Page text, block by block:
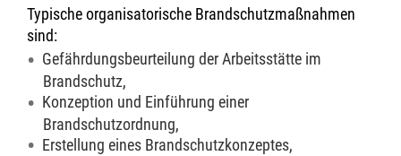
Typische organisatorische Brandschutzmaßnahmen
sind:
Gefährdungsbeurteilung der Arbeitsstätte im
Brandschutz,
Konzeption und Einführung einer
Brandschutzordnung,
Erstellung eines Brandschutzkonzeptes,